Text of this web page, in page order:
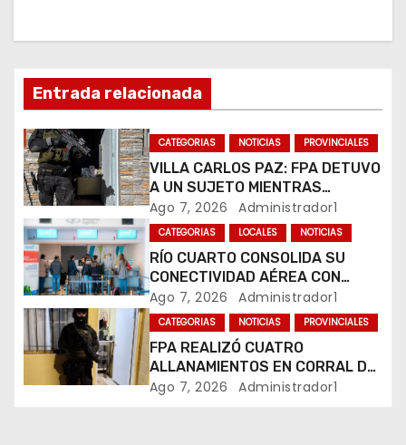
i
ó
n
d
e
e
n
t
r
a
Entrada relacionada
CATEGORIAS NOTICIAS PROVINCIALES
VILLA CARLOS PAZ: FPA DETUVO
A UN SUJETO MIENTRAS
COMERCIALIZABA COCAÍNA Y
MARIHUANA EN UNA PLAZA
Ago 7, 2026 Administrador1
CATEGORIAS LOCALES NOTICIAS
RÍO CUARTO CONSOLIDA SU
CONECTIVIDAD AÉREA CON
CUATRO VUELOS SEMANALES A
BUENOS AIRES
Ago 7, 2026 Administrador1
CATEGORIAS NOTICIAS PROVINCIALES
FPA REALIZÓ CUATRO
ALLANAMIENTOS EN CORRAL DE
BUSTOS-IFFLINGER
Ago 7, 2026 Administrador1